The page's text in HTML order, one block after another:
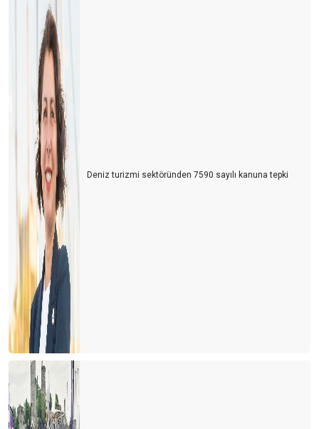
İran-İsrail Savaşı Turizmi Vurdu: Türk Turizmi Tehlikede mi?
Azerbaycan Turizme Göz Kırpıyor
Türkiye’nin En Büyük Rakibi: Yine Türkiye
Turizmcinin Bitmeyen Çilesi: Bir Kriz Biter, Yenisi Başlar!
Turizm Sektörü Nereye Gidiyor?
Turizmci İkilem içinde
2024 Yılı Turizm Değerlendirmesi ve 2025 Beklentileri
Antalya Turizm Fuarı: Türk Turizminin Yükselen Değeri
Turizmde Dostane Buluşmaların Gücü: Turizmdays.com 7.
Yazarlar Buluşması
Türkiye’nin Altın Yumurtlayan Tavuğunu Koruma Zamanı
Antalya'da Turizmdeki Sıkıntılar ve Çözüm Önerileri
Antalya’nın Hava Trafiği ve Yol Sorunları: Acil Çözüm Bekleyen
Kriz
Turizm Türkiye'nin Yükselen Değeri: Fiyatlar Artarken Talep Niye
Hala Yüksek?
Afrika Turizm Forumu’nun ardından
Deniz turizmi sektöründen 7590 sayılı kanuna tepki